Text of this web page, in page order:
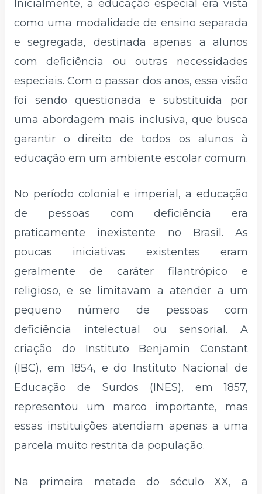
Inicialmente, a educação especial era vista
como uma modalidade de ensino separada
e segregada, destinada apenas a alunos
com deficiência ou outras necessidades
especiais. Com o passar dos anos, essa visão
foi sendo questionada e substituída por
uma abordagem mais inclusiva, que busca
garantir o direito de todos os alunos à
educação em um ambiente escolar comum.
No período colonial e imperial, a educação
de pessoas com deficiência era
praticamente inexistente no Brasil. As
poucas iniciativas existentes eram
geralmente de caráter filantrópico e
religioso, e se limitavam a atender a um
pequeno número de pessoas com
deficiência intelectual ou sensorial. A
criação do Instituto Benjamin Constant
(IBC), em 1854, e do Instituto Nacional de
Educação de Surdos (INES), em 1857,
representou um marco importante, mas
essas instituições atendiam apenas a uma
parcela muito restrita da população.
Na primeira metade do século XX, a